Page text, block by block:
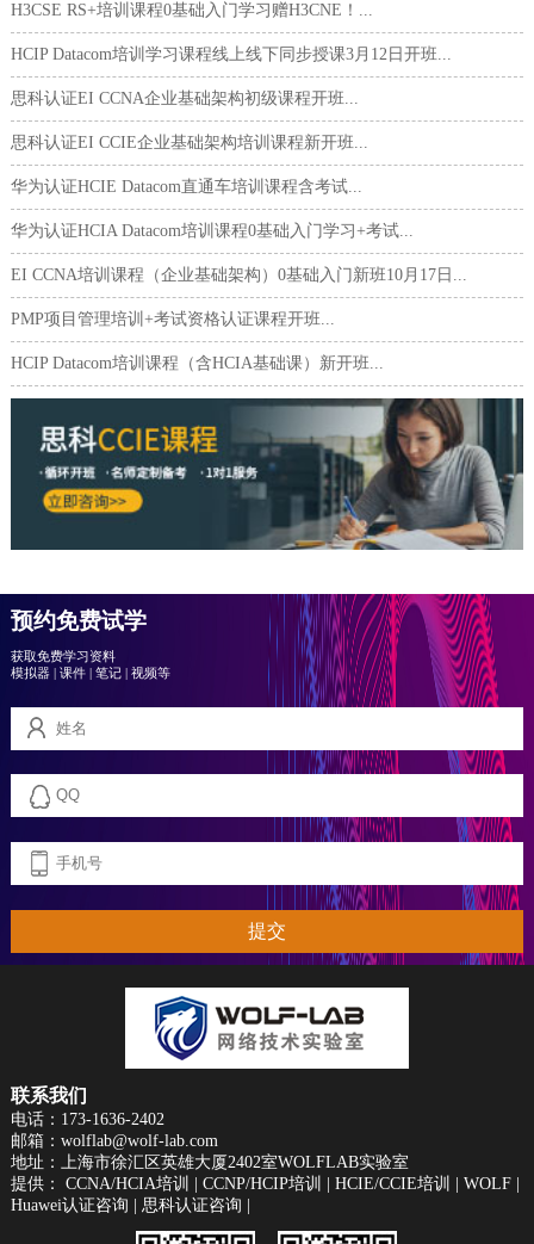
H3CSE RS+培训课程0基础入门学习赠H3CNE！...
HCIP Datacom培训学习课程线上线下同步授课3月12日开班...
思科认证EI CCNA企业基础架构初级课程开班...
思科认证EI CCIE企业基础架构培训课程新开班...
华为认证HCIE Datacom直通车培训课程含考试...
华为认证HCIA Datacom培训课程0基础入门学习+考试...
EI CCNA培训课程（企业基础架构）0基础入门新班10月17日...
PMP项目管理培训+考试资格认证课程开班...
HCIP Datacom培训课程（含HCIA基础课）新开班...
预约免费试学
获取免费学习资料
模拟器| 课件| 笔记| 视频等
提交
联系我们
电话：173-1636-2402
邮箱：wolflab@wolf-lab.com
地址：上海市徐汇区英雄大厦2402室WOLFLAB实验室
提供： CCNA/HCIA培训 CCNP/HCIP培训 HCIE/CCIE培训 WOLF|
Huawei认证咨询
思科认证咨询